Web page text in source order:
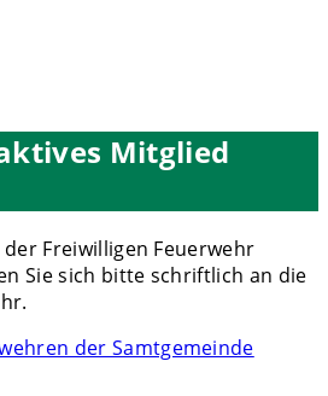
Mitglied
Freiwilligen Feuerwehr
Sie sich bitte schriftlich an die
der Samtgemeinde